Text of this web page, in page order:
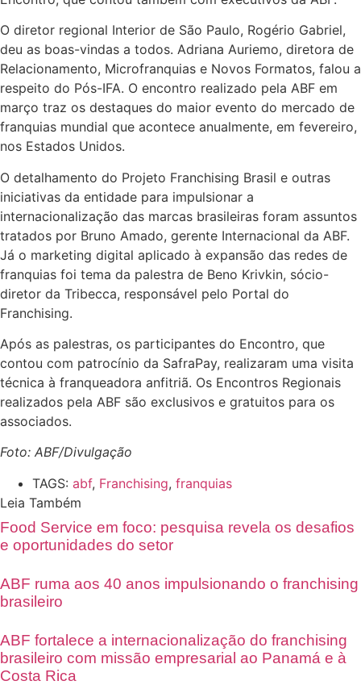
O diretor regional Interior de São Paulo, Rogério Gabriel,
deu as boas-vindas a todos. Adriana Auriemo, diretora de
Relacionamento, Microfranquias e Novos Formatos, falou a
respeito do Pós-IFA. O encontro realizado pela ABF em
março traz os destaques do maior evento do mercado de
franquias mundial que acontece anualmente, em fevereiro,
nos Estados Unidos.
O detalhamento do Projeto Franchising Brasil e outras
iniciativas da entidade para impulsionar a
internacionalização das marcas brasileiras foram assuntos
tratados por Bruno Amado, gerente Internacional da ABF.
Já o marketing digital aplicado à expansão das redes de
franquias foi tema da palestra de Beno Krivkin, sócio-
diretor da Tribecca, responsável pelo Portal do
Franchising.
Após as palestras, os participantes do Encontro, que
contou com patrocínio da SafraPay, realizaram uma visita
técnica à franqueadora anfitriã. Os Encontros Regionais
realizados pela ABF são exclusivos e gratuitos para os
associados.
Foto: ABF/Divulgação
TAGS: abf, Franchising, franquias
Leia Também
Food Service em foco: pesquisa revela os desafios
e oportunidades do setor
ABF ruma aos 40 anos impulsionando o franchising
brasileiro
ABF fortalece a internacionalização do franchising
brasileiro com missão empresarial ao Panamá e à
Costa Rica